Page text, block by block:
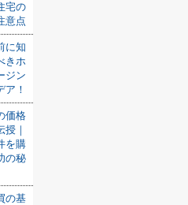
宅の
意点
に知
きホ
ジン
ア！
価格
授｜
を購
の秘
の基